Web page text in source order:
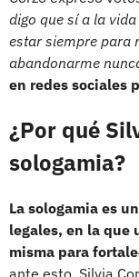
digo que sí a la
estar siempre para
abandonarme
en redes sociales
¿Por qué
sologamia?
La sologamia es
legales, en la que
misma para